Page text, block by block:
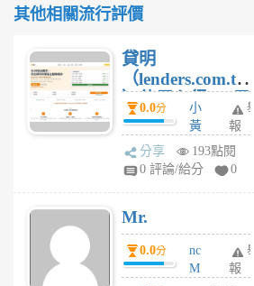
其他相關流行評價
貸明
（lenders.com.tw
）使用心得 — 民
間貸款比較平台
體驗
0.0分
小
黃
蜂
1
舉
報
分享
193點閱
0 評論/給分
0
Mr.
0.0分
nc
M
舉
報